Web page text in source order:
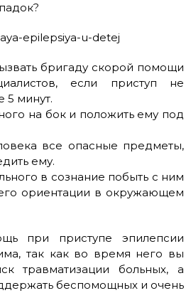
бригаду скорой помощи
если приступ не
5 минут.
на бок и положить ему под
все опасные предметы,
ему.
в сознание побыть с ним
ориентации в окружающем
при приступе эпилепсии
так как во время него вы
травматизации больных, а
беспомощных и очень